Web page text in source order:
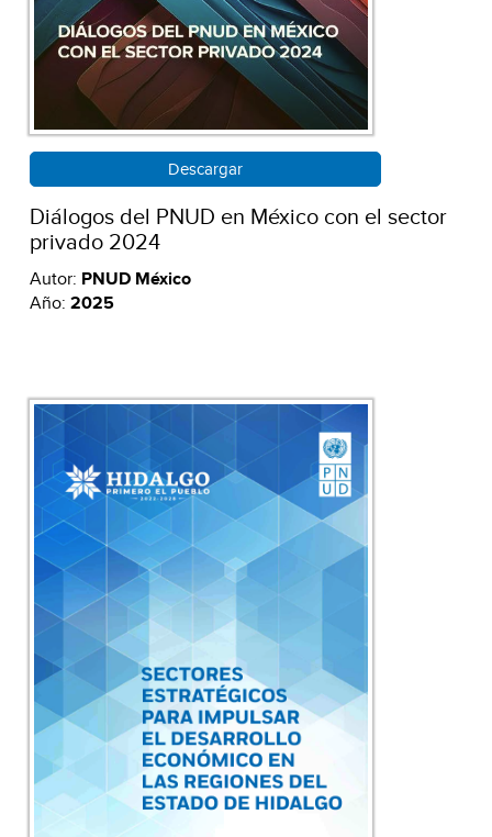
Descargar
Diálogos del PNUD en México con el sector
privado 2024
Autor: PNUD México
Año: 2025